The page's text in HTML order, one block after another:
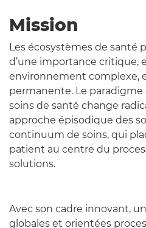
Mission
Les écosystèmes de santé
d’une importance critique,
environnement complexe,
permanente. Le
soins de santé change
approche épisodique des
continuum de soins, qui
patient au centre du
solutions.
Avec son cadre innovant,
globales et orientées